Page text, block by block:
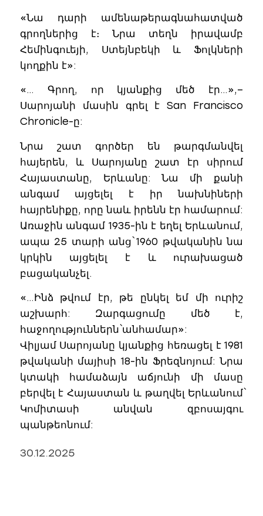
«Նա դարի ամենաթերագնահատված
գրողներից է։ Նրա տեղն իրավամբ
Հեմինգուեյի, Ստեյնբեկի և Ֆոլկների
կողքին է»:
«… Գրող, որ կյանքից մեծ էր…»,–
Սարոյանի մասին գրել է San Francisco
Chronicle-ը:
Նրա շատ գործեր են թարգմանվել
հայերեն, և Սարոյանը շատ էր սիրում
Հայաստանը, Երևանը: Նա մի քանի
անգամ այցելել է իր նախնիների
հայրենիքը, որը նաև իրենն էր համարում:
Առաջին անգամ 1935-ին է եղել Երևանում,
ապա 25 տարի անց` 1960 թվականին նա
կրկին այցելել է և ուրախացած
բացականչել.
«…Ինձ թվում էր, թե ընկել եմ մի ուրիշ
աշխարհ: Զարգացումը մեծ է,
հաջողություններն` անհամար»:
Վիլյամ Սարոյանը կյանքից հեռացել է 1981
թվականի մայիսի 18-ին Ֆրեզնոյում: Նրա
կտակի համաձայն աճյունի մի մասը
բերվել է Հայաստան և թաղվել Երևանում`
Կոմիտասի անվան զբոսայգու
պանթեոնում:
30.12.2025